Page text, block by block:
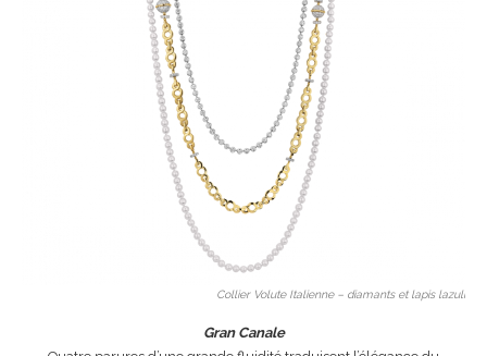
Collier Volute Italienne – diamants et lapis lazuli
Gran Canale